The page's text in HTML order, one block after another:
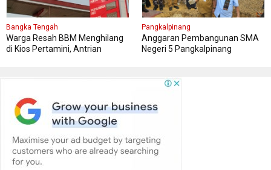
Bangka Tengah
Warga Resah BBM Menghilang
di Kios Pertamini, Antrian
Pangkalpinang
Anggaran Pembangunan SMA
Negeri 5 Pangkalpinang